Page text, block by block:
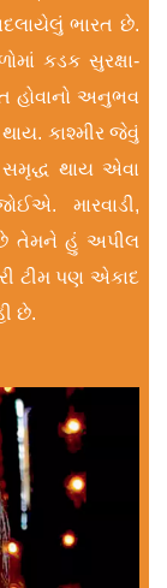
ભારત છે.
કડક સુરક્ષા-
હોવાનો અનુભવ
કાશ્મીર જેવું
થાય એવા
મારવાડી,
તેમને હું અપીલ
ટીમ પણ એકાદ
છે.